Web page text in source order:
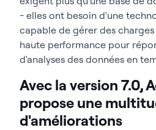
- elles ont besoin d'une
capable de gérer des
haute performance pour
d'analyses des données en
Avec la version 7.0,
propose une
d'améliorations